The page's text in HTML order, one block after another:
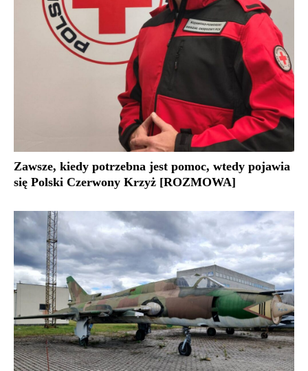
Zawsze, kiedy potrzebna jest pomoc, wtedy pojawia
się Polski Czerwony Krzyż [ROZMOWA]